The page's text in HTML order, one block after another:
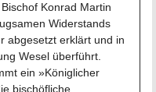
Konrad Martin
Widerstands
abgesetzt erklärt und in
Wesel überführt.
ein »Königlicher
bischöfliche